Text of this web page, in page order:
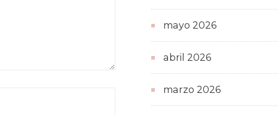
mayo 2026
abril 2026
marzo 2026